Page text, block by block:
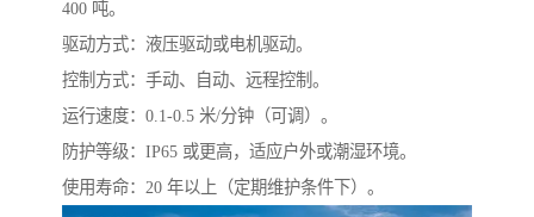
400 吨。
驱动方式：液压驱动或电机驱动。
控制方式：手动、自动、远程控制。
运行速度：0.1-0.5 米/分钟（可调）。
防护等级：IP65 或更高，适应户外或潮湿环境。
使用寿命：20 年以上（定期维护条件下）。